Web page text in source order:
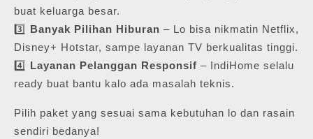
buat keluarga besar.
3️⃣ Banyak Pilihan Hiburan – Lo bisa nikmatin Netflix,
Disney+ Hotstar, sampe layanan TV berkualitas tinggi.
4️⃣ Layanan Pelanggan Responsif – IndiHome selalu
ready buat bantu kalo ada masalah teknis.
Pilih paket yang sesuai sama kebutuhan lo dan rasain
sendiri bedanya!